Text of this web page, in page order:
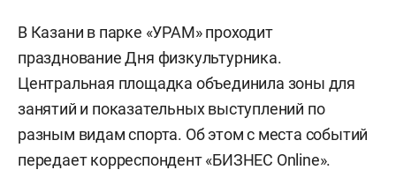
В Казани в парке «УРАМ» проходит
празднование Дня физкультурника.
Центральная площадка объединила зоны для
занятий и показательных выступлений по
разным видам спорта. Об этом с места событий
передает корреспондент «БИЗНЕС Online».